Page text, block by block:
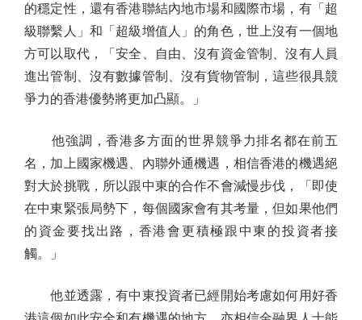
的穩定性，還有香港聯結內地市場和國際市場，有「超
級聯繫人」和「超級增值人」的角色，世上沒有一個地
方可以取代，「安全、自由、沒有資金管制、沒有人員
進出管制、沒有數據管制、沒有貨物管制，這些很具競
爭力的香港優勢將更加凸顯。」
他強調，香港多方面的世界競爭力排名都在前五
名，加上國家機遇、內聯外通機遇，相信香港的機遇絕
對大於挑戰，所以跟中東的合作不會減慢步伐，「即使
在中東緊張局勢下，每個國家會有其考量，但如果他們
的資金要找出路，香港會更積極跟中東的投資者接
觸。」
他並透露，有中東投資者已經開始考慮如何用好香